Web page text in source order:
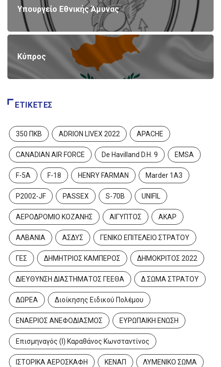
Υπουργείο Εθνικής Άμυνας
Κύπρος
ΕΤΙΚΈΤΕΣ
350 ΠΚΒ ADRION LIVEX 2022 APACHE
CANADIAN AIR FORCE De Havilland D.H. 9 EMSA
F-5A F-18 HENRY FARMAN Marder 1A3
P2002-JF PASSEX S-70B UNIFIL
ΑΕΡΟΔΡΟΜΙΟ ΚΟΖΑΝΗΣ ΑΙΓΥΠΤΟΣ ΑΚΑΡ
ΑΛΒΑΝΙΑ ΑΣΔΥΣ ΓΕΝΙΚΟ ΕΠΙΤΕΛΕΙΟ ΣΤΡΑΤΟΥ
ΓΕΣ ΔΗΜΗΤΡΙΟΣ ΚΑΜΠΕΡΟΣ ΔΗΜΟΚΡΙΤΟΣ 2022
ΔΙΕΥΘΥΝΣΗ ΔΙΑΣΤΗΜΑΤΟΣ ΓΕΕΘΑ Δ ΣΩΜΑ ΣΤΡΑΤΟΥ
ΔΩΡΕΑ Διοίκησης Ειδικού Πολέμου
ΕΝΑΕΡΙΟΣ ΑΝΕΦΟΔΙΑΣΜΟΣ ΕΥΡΩΠΑΙΚΗ ΕΝΩΣΗ
Επισμηναγός (Ι) Καραθάνος Κωνσταντίνος
ΙΣΤΟΡΙΚΑ ΑΕΡΟΣΚΑΦΗ ΚΕΝΑΠ ΛΥΜΕΝΙΚΟ ΣΩΜΑ